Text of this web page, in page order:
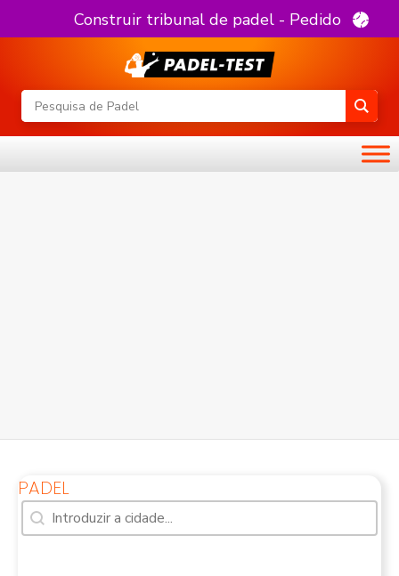
Construir tribunal de padel - Pedido
PADEL
Pesquisa [7]
Pesquisar conteúdo